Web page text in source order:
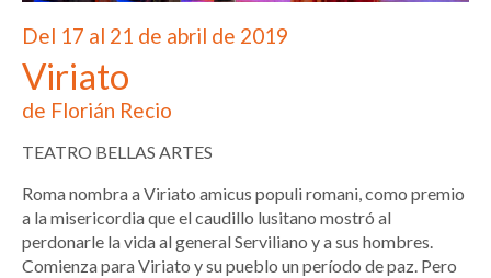
Del 17 al 21 de abril de 2019
Viriato
de Florián Recio
TEATRO BELLAS ARTES
Roma nombra a Viriato amicus populi romani, como premio
a la misericordia que el caudillo lusitano mostró al
perdonarle la vida al general Serviliano y a sus hombres.
Comienza para Viriato y su pueblo un período de paz. Pero